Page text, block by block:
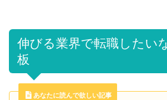
伸びる業界で転職したい
板
あなたに読んで欲しい記事